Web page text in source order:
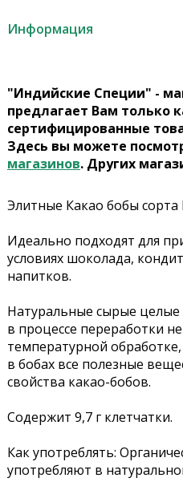
Информация
"Индийские Специи" -
предлагает Вам только
сертифицированные
Здесь вы можете
магазинов. Других
Элитные Какао бобы сорта
Идеально подходят для
условиях шоколада,
напитков.
Натуральные сырые
в процессе переработки
температурной
в бобах все полезные
свойства какао-бобов.
Содержит 9,7 г клетчатки.
Как употреблять:
употребляют в